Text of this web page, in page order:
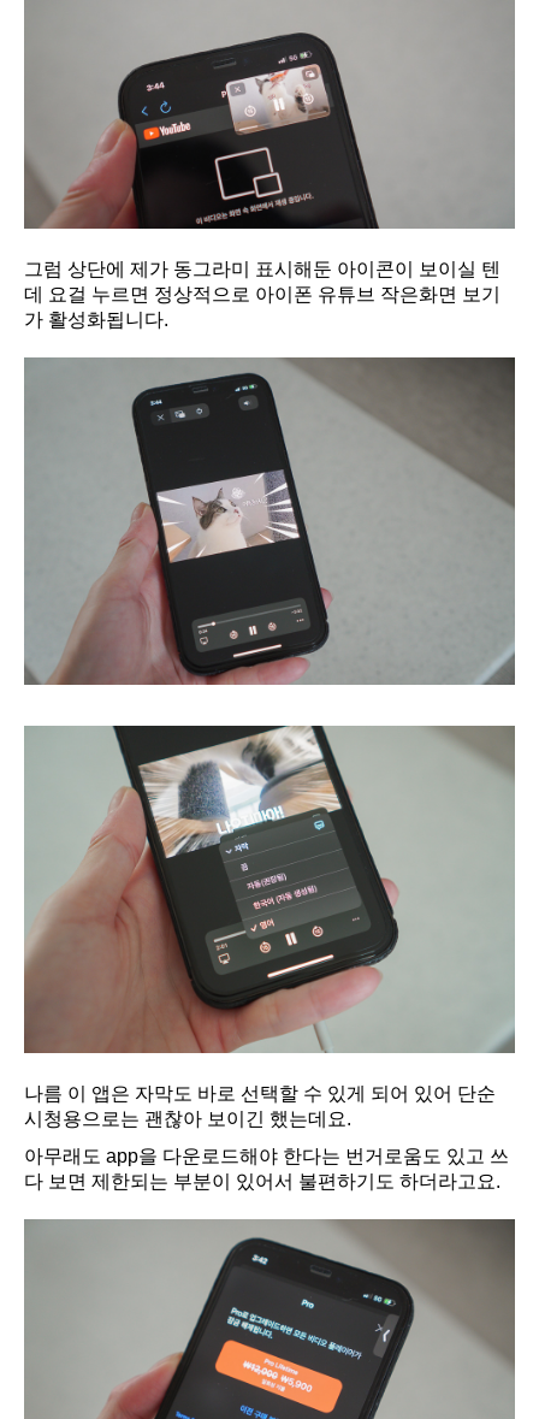
그럼 상단에 제가 동그라미 표시해둔 아이콘이 보이실 텐
데 요걸 누르면 정상적으로 아이폰 유튜브 작은화면 보기
가 활성화됩니다.
나름 이 앱은 자막도 바로 선택할 수 있게 되어 있어 단순
시청용으로는 괜찮아 보이긴 했는데요.
아무래도 app을 다운로드해야 한다는 번거로움도 있고 쓰
다 보면 제한되는 부분이 있어서 불편하기도 하더라고요.